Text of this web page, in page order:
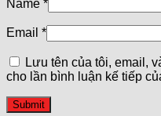
Name *
Email *
Lưu tên của tôi, email,
cho lần bình luận kế tiếp